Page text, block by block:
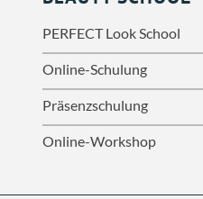
PERFECT Look School
Online-Schulung
Präsenzschulung
Online-Workshop